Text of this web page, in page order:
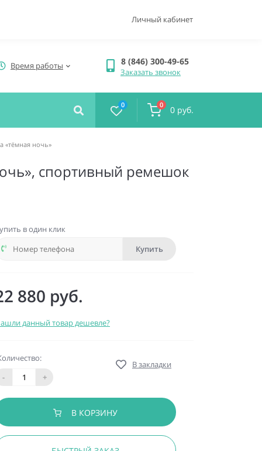
Личный кабинет
Время работы 8 (846) 300-49-65
Заказать звонок
0 0 0 руб.
«тёмная ночь»
спортивный ремешок
в один клик
Купить
880 руб.
данный товар дешевле?
-
+
В закладки
В КОРЗИНУ